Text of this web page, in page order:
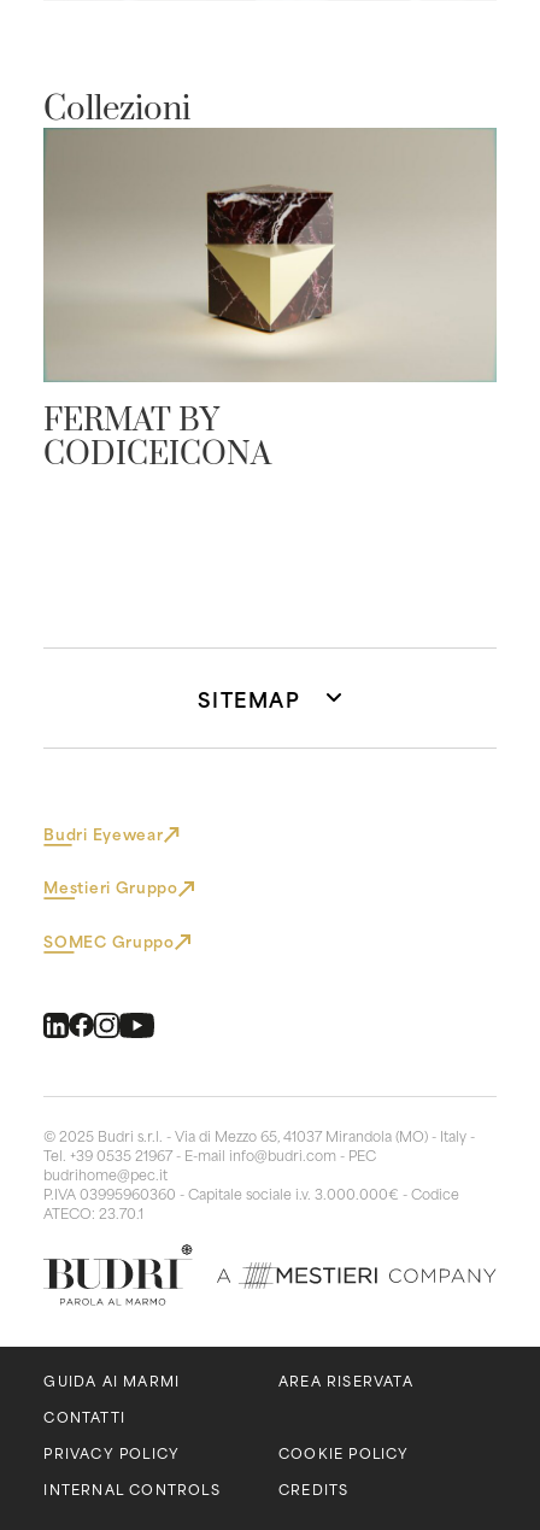
Collezioni
FERMAT BY
CODICEICONA
SITEMAP
Budri Eyewear
Mestieri Gruppo
SOMEC Gruppo
© 2025 Budri s.r.l. - Via di Mezzo 65, 41037 Mirandola (MO) - Italy -
Tel. +39 0535 21967 - E-mail info@budri.com - PEC
budrihome@pec.it
P.IVA 03995960360 - Capitale sociale i.v. 3.000.000€ - Codice
ATECO: 23.70.1
GUIDA AI MARMI
AREA RISERVATA
CONTATTI
PRIVACY POLICY
COOKIE POLICY
INTERNAL CONTROLS
CREDITS